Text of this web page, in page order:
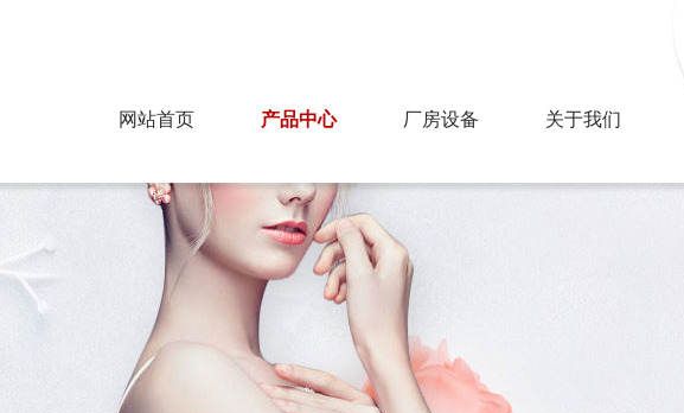
网站首页 产品中心 厂房设备 关于我们